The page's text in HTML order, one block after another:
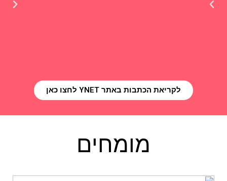
לקריאת הכתבות באתר YNET לחצו כאן
מומחים